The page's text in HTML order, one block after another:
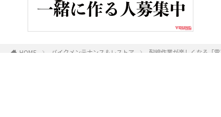
HOME バイクメンテナンス＆レストア 配線作業が楽しくなる「